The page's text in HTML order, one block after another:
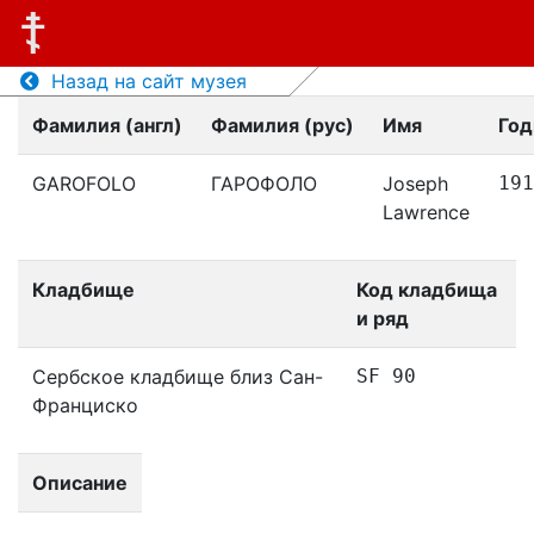
Назад на сайт музея
Фамилия (англ)
Фамилия (рус) Имя
GAROFOLO ГАРОФОЛО
Joseph
Lawrence
Кладбище
Код кладбища
и ряд
Сербское кладбище близ Сан-
Франциско
SF 90
Описание